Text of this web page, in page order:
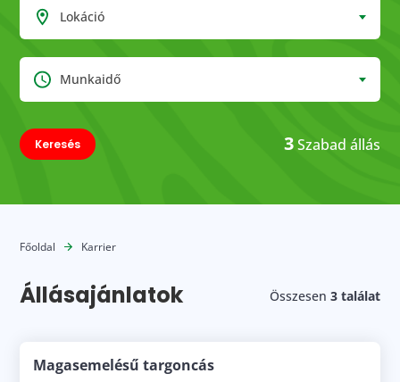
Lokáció
Munkaidő
Keresés 3Szabad állás
Főoldal Karrier
Állásajánlatok Összesen 3találat
Magasemelésű targoncás